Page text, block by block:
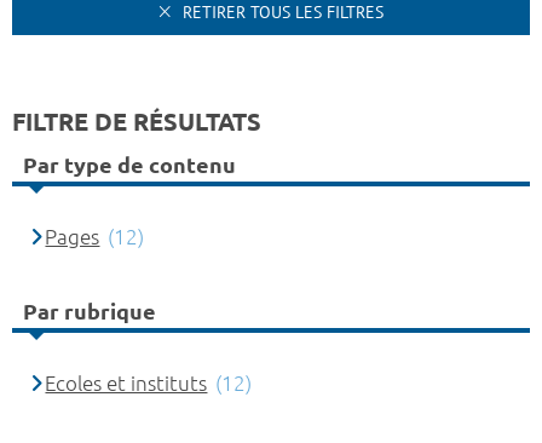
RETIRER TOUS LES FILTRES
FILTRE DE RÉSULTATS
Par type de contenu
Pages (12)
Par rubrique
Ecoles et instituts (12)